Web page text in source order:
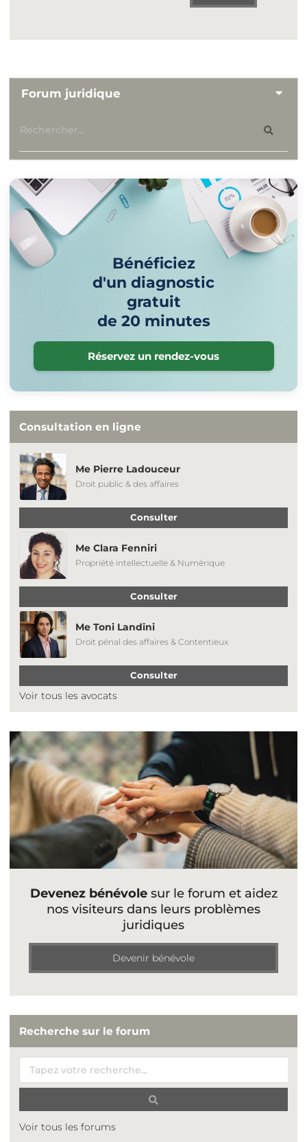
Forum juridique
Bénéficiez
d'un diagnostic
gratuit
de 20 minutes
Réservez un rendez-vous
Consultation en ligne
Me Pierre Ladouceur
Droit public & des affaires
Consulter
Me Clara Fenniri
Propriété intellectuelle & Numérique
Consulter
Me Toni Landini
Droit pénal des affaires & Contentieux
Consulter
Voir tous les avocats
Devenez bénévolesur le forum et aidez
nos visiteurs dans leurs problèmes
juridiques
Devenir bénévole
Recherche sur le forum
Voir tous les forums